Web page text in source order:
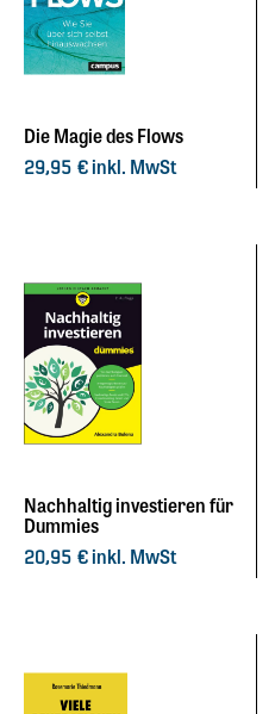
Die Magie des Flows
29,95 € inkl. MwSt
Nachhaltig investieren für
Dummies
20,95 € inkl. MwSt